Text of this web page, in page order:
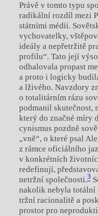
Právě v tomto typu
radikální rozdíl mezi
státními médii.
vychovatelky,
ideály a nepřetržitě
profilu“. Tato její
odhalovala propast
a proto i logicky
a lživého. Navzdory
o totalitárním rázu
podmanil skutečnost,
který do značné míry
cynismus pozdně
„vně“, o které psal
z rámce oficiálního
v konkrétních
redefinují,
netržní společnosti.3
nakolik nebyla totální
tržní racionalitě a
prostor pro